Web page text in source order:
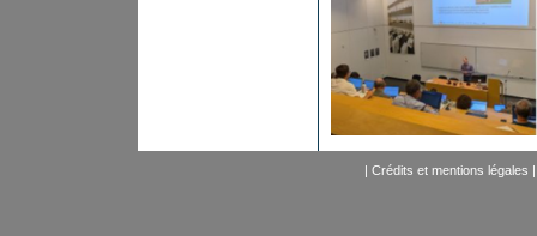
| Crédits et mentions légales